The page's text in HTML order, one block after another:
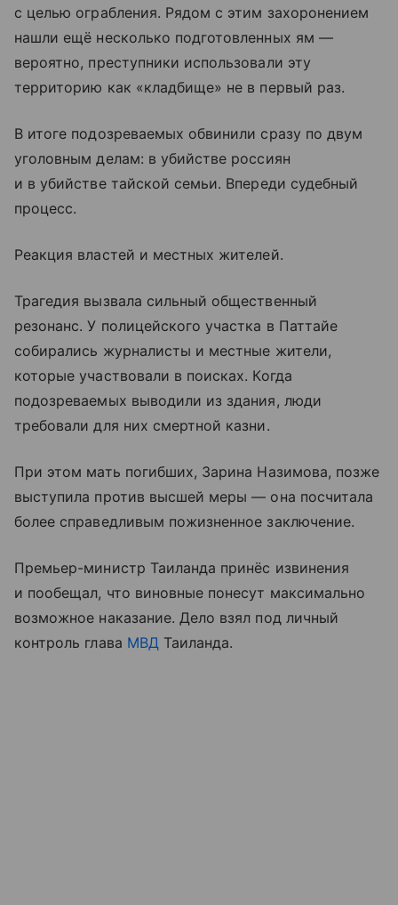
с целью ограбления. Рядом с этим захоронением
нашли ещё несколько подготовленных ям —
вероятно, преступники использовали эту
территорию как «кладбище» не в первый раз.
В итоге подозреваемых обвинили сразу по двум
уголовным делам: в убийстве россиян
и в убийстве тайской семьи. Впереди судебный
процесс.
Реакция властей и местных жителей.
Трагедия вызвала сильный общественный
резонанс. У полицейского участка в Паттайе
собирались журналисты и местные жители,
которые участвовали в поисках. Когда
подозреваемых выводили из здания, люди
требовали для них смертной казни.
При этом мать погибших, Зарина Назимова, позже
выступила против высшей меры — она посчитала
более справедливым пожизненное заключение.
Премьер-министр Таиланда принёс извинения
и пообещал, что виновные понесут максимально
возможное наказание. Дело взял под личный
контроль глава МВДТаиланда.